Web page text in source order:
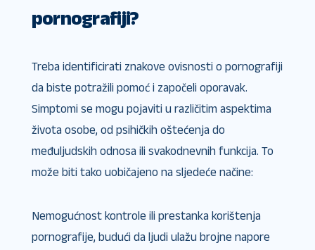
pornografiji?
Treba identificirati znakove ovisnosti o pornografiji
da biste potražili pomoć i započeli oporavak.
Simptomi se mogu pojaviti u različitim aspektima
života osobe, od psihičkih oštećenja do
međuljudskih odnosa ili svakodnevnih funkcija. To
može biti tako uobičajeno na sljedeće načine:
Nemogućnost kontrole ili prestanka korištenja
pornografije, budući da ljudi ulažu brojne napore